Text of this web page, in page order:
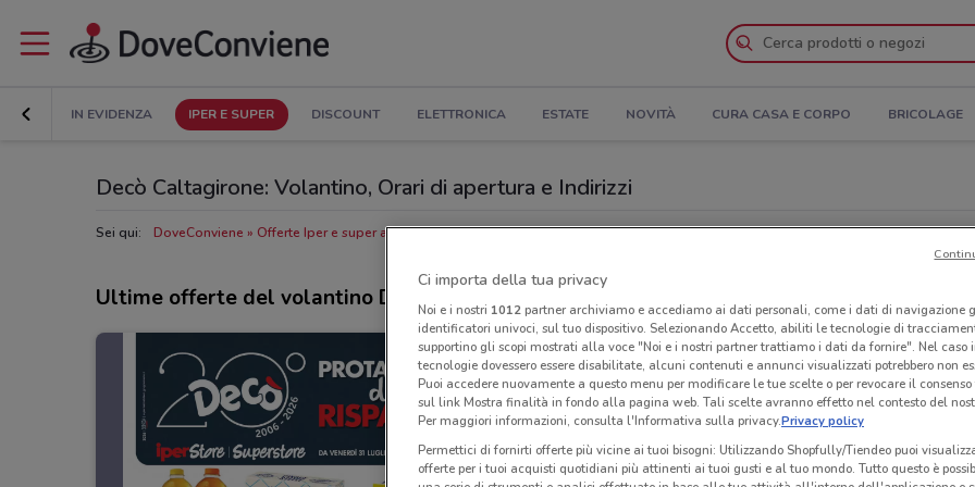
IN EVIDENZA IPER E SUPER DISCOUNT ELETTRONICA ESTATE NOVITÀ CURA CASA E CORPO BRICOLAGE
Decò Caltagirone: Volantino, Orari di apertura e Indirizzi
Sei qui: DoveConviene Offerte Iper e super a Caltagirone Negozi Decò a Caltagirone
Ultime offerte del volantino Decò
Ci importa della tua privacy
Noi e i nostri 1012partner archiviamo e accediamo ai dati personali, come i dati di navigazione
identificatori univoci, sul tuo dispositivo. Selezionando Accetto, abiliti le tecnologie di
supportino gli scopi mostrati alla voce "Noi e i nostri partner trattiamo i dati da fornire". Nel caso
tecnologie dovessero essere disabilitate, alcuni contenuti e annunci visualizzati potrebbero non
Puoi accedere nuovamente a questo menu per modificare le tue scelte o per revocare il
sul link Mostra finalità in fondo alla pagina web. Tali scelte avranno effetto nel contesto del
Per maggiori informazioni, consulta l'Informativa sulla privacy.Privacy policy
Permettici di fornirti offerte più vicine ai tuoi bisogni: Utilizzando Shopfully/Tiendeo puoi
offerte per i tuoi acquisti quotidiani più attinenti ai tuoi gusti e al tuo mondo. Tutto questo è